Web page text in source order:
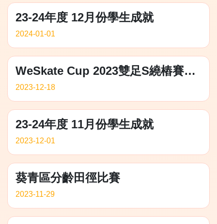
23-24年度 12月份學生成就
2024-01-01
WeSkate Cup 2023雙足S繞樁賽、2023仁愛堂體操比賽競技體操女單C1組
2023-12-18
23-24年度 11月份學生成就
2023-12-01
葵青區分齡田徑比賽
2023-11-29